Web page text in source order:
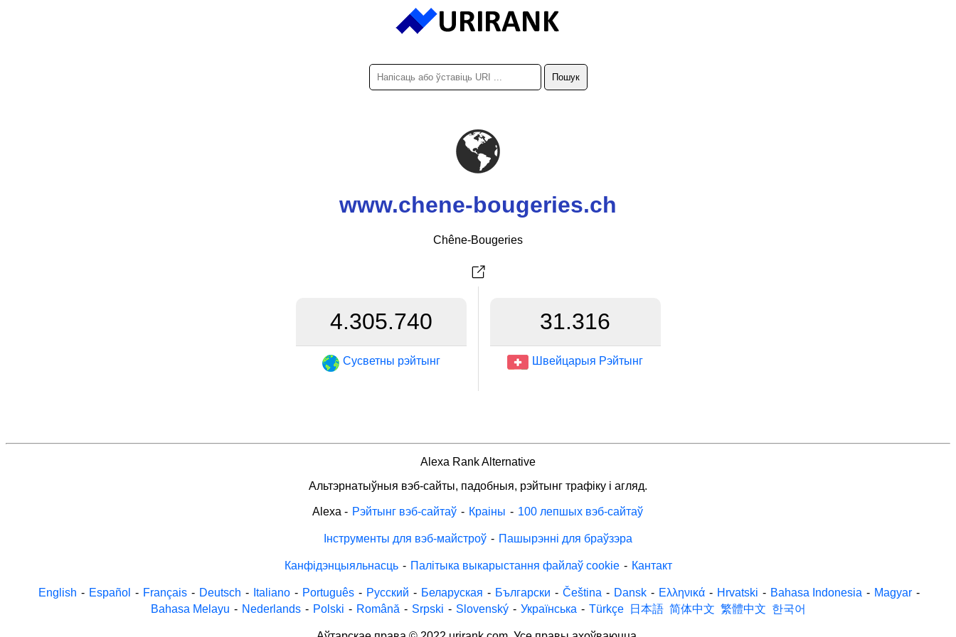
www.chene-bougeries.ch
Chêne-Bougeries
4.305.740
Сусветны рэйтынг
31.316
Швейцарыя Рэйтынг
Alexa Rank Alternative
Альтэрнатыўныя вэб-сайты, падобныя, рэйтынг трафіку і агляд.
Alexa - Рэйтынг вэб-сайтаў - Краіны - 100 лепшых вэб-сайтаў
Інструменты для вэб-майстроў - Пашырэнні для браўзэра
Канфідэнцыяльнасць - Палітыка выкарыстання файлаў cookie - Кантакт
English - Español - Français - Deutsch - Italiano - Português - Русский - Беларуская - Български - Čeština - Dansk - Ελληνικά - Hrvatski - Bahasa Indonesia - Magyar -
Bahasa Melayu - Nederlands - Polski - Română - Srpski - Slovenský - Українська - Türkçe 日本語 简体中文 繁體中文 한국어